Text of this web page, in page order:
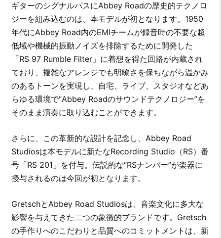
ギターのシグナルパスにAbbey Roadの歴史的テクノロ
ジーを組み込むのは、本モデルが初となります。1950
年代にAbbey Road内のEMIチームが録音時の不要な超
低域や機械的振動ノイズを排除するために開発した
「RS 97 Rumble Filter」に着想を得た回路が内蔵され
ており、複雑なアレンジでも明瞭さを保ちながら温かみ
のあるトーンを実現し、自宅、ライブ、スタジオなどあ
らゆる環境で“Abbey Roadのサウンドテクノロジー”を
そのまま演奏に取り込むことができます。
さらに、この革新的な設計を記念し、Abbey Road
Studiosは本モデルに新たなRecording Studio（RS）番
号「RS 201」を付与。伝説的な“RSナンバー”が楽器に
授与されるのは今回が初となります。
GretschとAbbey Road Studiosは、音楽文化に多大な
影響を与えてきた二つの象徴的ブランドです。Gretsch
の手作りへのこだわりと品質へのコミットメントは、新